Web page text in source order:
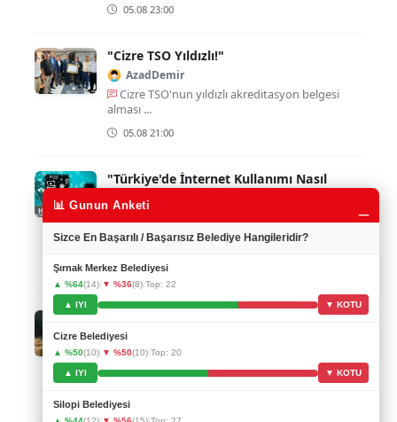
05.08 23:00
"Cizre TSO Yıldızlı!"
AzadDemir
Cizre TSO'nun yıldızlı akreditasyon belgesi
alması ...
05.08 21:00
"Türkiye'de İnternet Kullanımı Nasıl
sefik
İnternet kullanımı sürekli artıyor ve toplumun
tü...
05.08 20:00
ZilanKaya
Umarım sürücünün ve diğer yolculunun
durumu iyi o...
📊 Gunun Anketi
Sizce En Başarılı / Başarısız Belediye Hangileridir?
Şırnak Merkez Belediyesi
▲ %64(14)| ▼ %36(8)|Top: 22
▲ IYI ▼ KOTU
Cizre Belediyesi
▲ %50(10)| ▼ %50(10)|Top: 20
▲ IYI ▼ KOTU
Silopi Belediyesi